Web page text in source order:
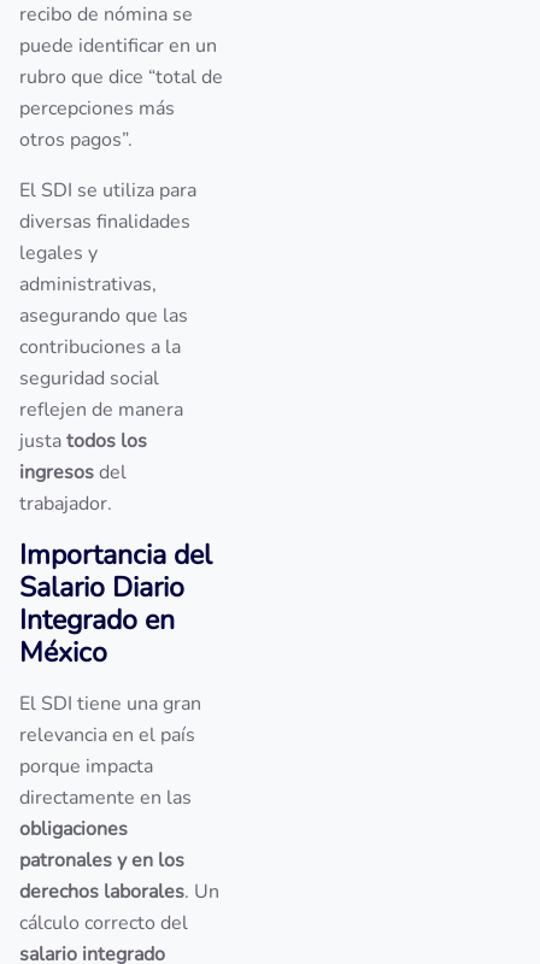
recibo de nómina se
puede identificar en un
rubro que dice “total de
percepciones más
otros pagos”.
El SDI se utiliza para
diversas finalidades
legales y
administrativas,
asegurando que las
contribuciones a la
seguridad social
reflejen de manera
justatodos los
ingresosdel
trabajador.
Importancia del
Salario Diario
Integrado en
México
El SDI tiene una gran
relevancia en el país
porque impacta
directamente en las
obligaciones
patronales y en los
derechos laborales. Un
cálculo correcto del
salario integrado